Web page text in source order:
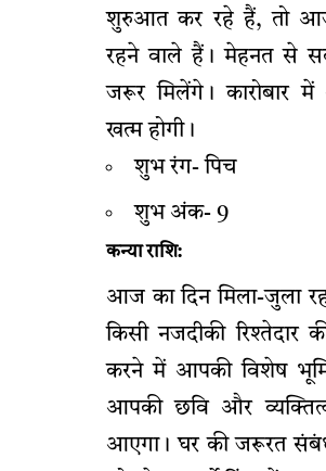
शुरुआत कर रहे हैं, तो आज
रहने वाले हैं। मेहनत से
जरूर मिलेंगे। कारोबार
खत्म होगी।
शुभ रंग- पिच
शुभ अंक- 9
कन्या राशि:
आज का दिन मिला-जुला
किसी नजदीकी रिश्तेदार
करने में आपकी विशेष
आपकी छवि और
आएगा। घर की जरूरत